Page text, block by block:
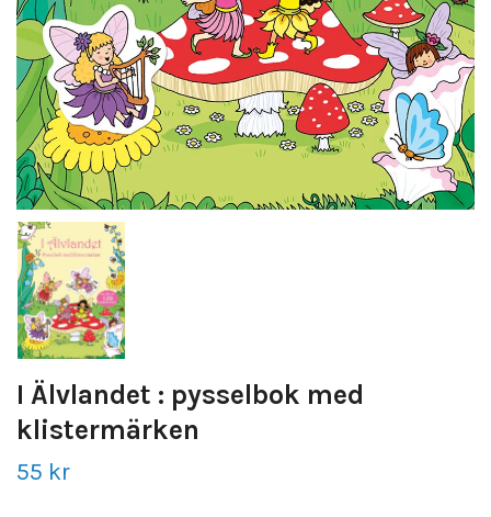
I Älvlandet : pysselbok med
klistermärken
55 kr